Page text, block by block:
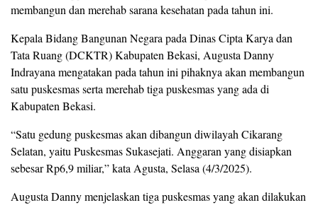
membangun dan merehab sarana kesehatan pada tahun ini.
Kepala Bidang Bangunan Negara pada Dinas Cipta Karya dan
Tata Ruang (DCKTR) Kabupaten Bekasi, Augusta Danny
Indrayana mengatakan pada tahun ini pihaknya akan membangun
satu puskesmas serta merehab tiga puskesmas yang ada di
Kabupaten Bekasi.
“Satu gedung puskesmas akan dibangun diwilayah Cikarang
Selatan, yaitu Puskesmas Sukasejati. Anggaran yang disiapkan
sebesar Rp6,9 miliar,” kata Agusta, Selasa (4/3/2025).
Augusta Danny menjelaskan tiga puskesmas yang akan dilakukan